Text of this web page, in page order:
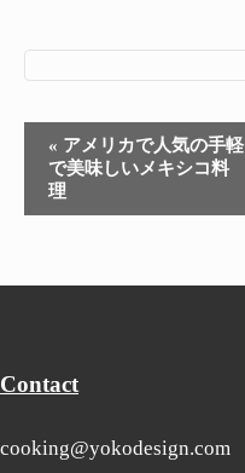
Event
Navigation
« アメリカで人気の手軽
で美味しいメキシコ料
理
Contact
cooking@yokodesign.com